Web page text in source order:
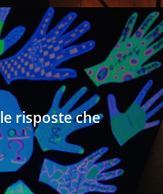
risposte che